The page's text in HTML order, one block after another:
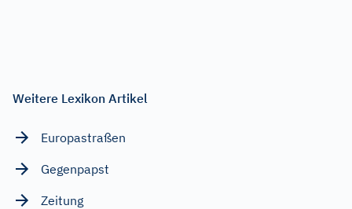
Weitere Lexikon Artikel
Europastraßen
Gegenpapst
Zeitung